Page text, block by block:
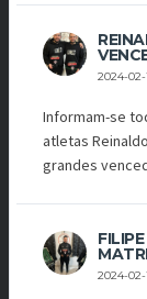
2024-02-
Informam-se
atletas
grandes
2024-02-